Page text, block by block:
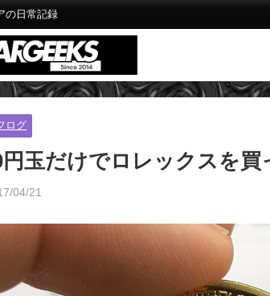
の日常記録
ログ
円玉だけでロレックスを買
04/21